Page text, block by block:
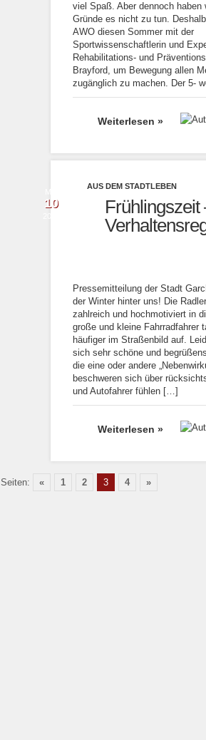
viel Spaß. Aber dennoch haben
Gründe es nicht zu tun.
AWO diesen Sommer mit der
Sportwissenschaftlerin und
Rehabilitations- und
Brayford, um Bewegung allen
zugänglich zu machen. Der 5-
Weiterlesen »
Mai
10
AUS DEM STADTLEBEN
Frühlingszeit
Pressemitteilung der Stadt
der Winter hinter uns! Die
zahlreich und hochmotiviert in
große und kleine Fahrradfahrer
häufiger im Straßenbild auf.
sich sehr schöne und
die eine oder andere
beschweren sich über
und Autofahrer fühlen […]
Weiterlesen »
Seiten: « 1 2 3 4 »